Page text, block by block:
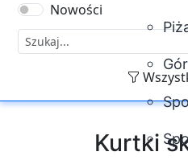
Nowości
Kurtki